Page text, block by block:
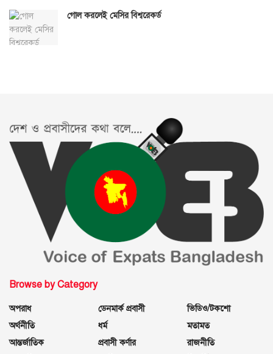
গোল করলেই মেসির বিশ্বরেকর্ড
Browse by Category
অপরাধ
অর্থনীতি
আন্তর্জাতিক
ডেনমার্ক প্রবাসী
ধর্ম
প্রবাসী কর্ণার
ভিডিও/টকশো
মতামত
রাজনীতি